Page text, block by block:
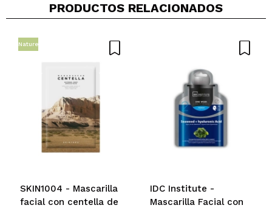
Tu vídeo podría ser el primero. Imagínatelo...
¿Recomendarías su compra?
PRODUCTOS RELACIONADOS
Nature
SKIN1004 - Mascarilla
facial con centella de
IDC Institute -
Mascarilla Facial con